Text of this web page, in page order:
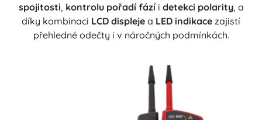
spojitosti, kontrolu pořadí fázíi detekci polarity, a
díky kombinaci LCD displeje a LED indikace zajistí
přehledné odečty i v náročných podmínkách.